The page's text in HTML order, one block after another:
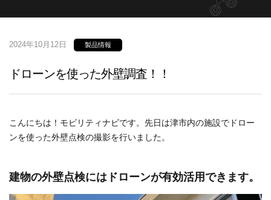
2024年10月12日 製品情報
ドローンを使った外壁調査！！
こんにちは！モビリティナビです。先日は津市内の施設でドロー
ンを使った外壁点検の撮影を行いました。
建物の外壁点検にはドローンが有効活用できます。